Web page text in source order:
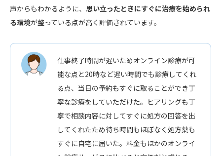
声からもわかるように、 思い立ったときにすぐに治療を始められ
る環境が整っている点が高く評価されています。
仕事終了時間が遅いためオンライン診療が可
能な点と20時など遅い時間でも診療してくれ
る点、当日の予約もすぐに取ることができ丁
寧な診療をしていただけた。ヒアリングも丁
寧で相談内容に対してすぐに処方の回答を出
してくれたため待ち時間もほぼなく処方薬も
すぐに自宅に届いた。料金もほかのオンライ